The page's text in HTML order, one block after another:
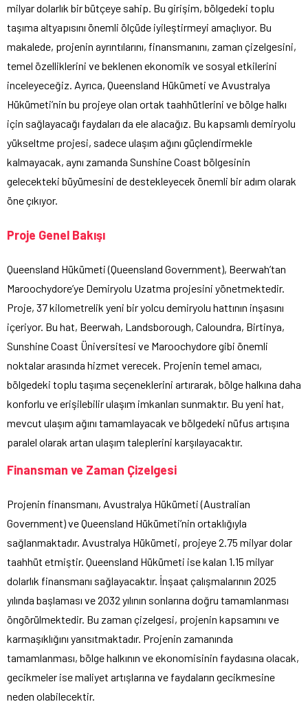
milyar dolarlık bir bütçeye sahip. Bu girişim, bölgedeki toplu
taşıma altyapısını önemli ölçüde iyileştirmeyi amaçlıyor. Bu
makalede, projenin ayrıntılarını, finansmanını, zaman çizelgesini,
temel özelliklerini ve beklenen ekonomik ve sosyal etkilerini
inceleyeceğiz. Ayrıca, Queensland Hükümeti ve Avustralya
Hükümeti’nin bu projeye olan ortak taahhütlerini ve bölge halkı
için sağlayacağı faydaları da ele alacağız. Bu kapsamlı demiryolu
yükseltme projesi, sadece ulaşım ağını güçlendirmekle
kalmayacak, aynı zamanda Sunshine Coast bölgesinin
gelecekteki büyümesini de destekleyecek önemli bir adım olarak
öne çıkıyor.
Proje Genel Bakışı
Queensland Hükümeti (Queensland Government), Beerwah’tan
Maroochydore’ye Demiryolu Uzatma projesini yönetmektedir.
Proje, 37 kilometrelik yeni bir yolcu demiryolu hattının inşasını
içeriyor. Bu hat, Beerwah, Landsborough, Caloundra, Birtinya,
Sunshine Coast Üniversitesi ve Maroochydore gibi önemli
noktalar arasında hizmet verecek. Projenin temel amacı,
bölgedeki toplu taşıma seçeneklerini artırarak, bölge halkına daha
konforlu ve erişilebilir ulaşım imkanları sunmaktır. Bu yeni hat,
mevcut ulaşım ağını tamamlayacak ve bölgedeki nüfus artışına
paralel olarak artan ulaşım taleplerini karşılayacaktır.
Finansman ve Zaman Çizelgesi
Projenin finansmanı, Avustralya Hükümeti (Australian
Government) ve Queensland Hükümeti’nin ortaklığıyla
sağlanmaktadır. Avustralya Hükümeti, projeye 2.75 milyar dolar
taahhüt etmiştir. Queensland Hükümeti ise kalan 1.15 milyar
dolarlık finansmanı sağlayacaktır. İnşaat çalışmalarının 2025
yılında başlaması ve 2032 yılının sonlarına doğru tamamlanması
öngörülmektedir. Bu zaman çizelgesi, projenin kapsamını ve
karmaşıklığını yansıtmaktadır. Projenin zamanında
tamamlanması, bölge halkının ve ekonomisinin faydasına olacak,
gecikmeler ise maliyet artışlarına ve faydaların gecikmesine
neden olabilecektir.